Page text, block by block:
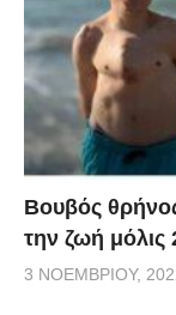
Βουβός
την ζωή μόλις
3 ΝΟΕΜΒΡΊΟΥ,